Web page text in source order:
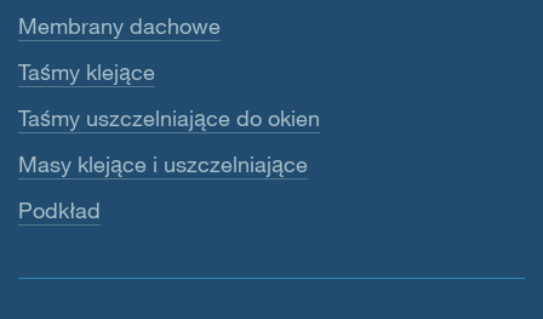
Membrany dachowe
Taśmy klejące
Taśmy uszczelniające do okien
Masy klejące i uszczelniające
Podkład